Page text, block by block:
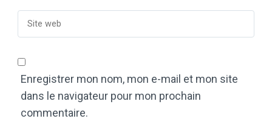
Enregistrer mon nom, mon e-mail et mon site
dans le navigateur pour mon prochain
commentaire.